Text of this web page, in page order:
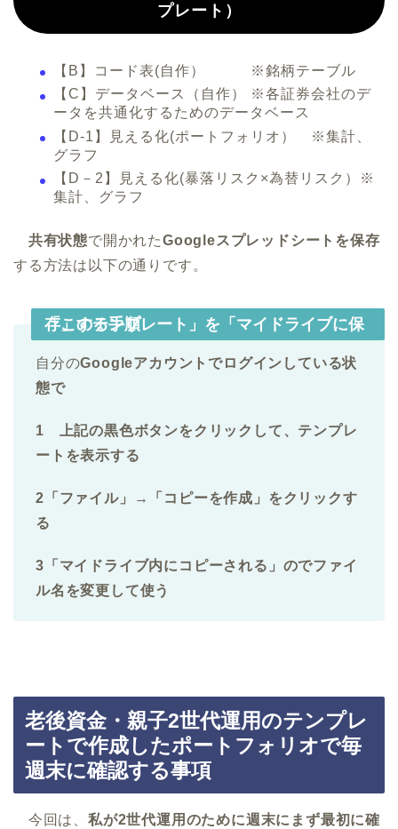
プレート）
【B】コード表(自作） ※銘柄テーブル
【C】データベース（自作） ※各証券会社のデ
ータを共通化するためのデータベース
【D-1】見える化(ポートフォリオ） ※集計、
グラフ
【D－2】見える化(暴落リスク×為替リスク）※
集計、グラフ
共有状態で開かれたGoogleスプレッドシートを保存
する方法は以下の通りです。
「このテンプレート」を「マイドライブに保存」する手順
自分のGoogleアカウントでログインしている状
態で
1 上記の黒色ボタンをクリックして、テンプレ
ートを表示する
2「ファイル」→「コピーを作成」をクリックす
る
3「マイドライブ内にコピーされる」のでファイ
ル名を変更して使う
老後資金・親子2世代運用のテンプレ
ートで作成したポートフォリオで毎
週末に確認する事項
今回は、 私が2世代運用のために週末にまず最初に確